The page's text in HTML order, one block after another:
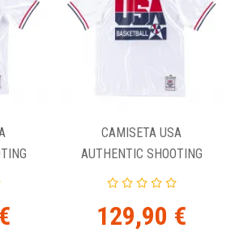
CAMISETA USA
AUTHENTIC SHOOTING
TSHIRT - DAVID ROBINSON
129,90 €